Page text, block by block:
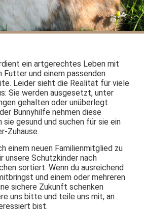
ein artgerechtes Leben mit
Futter und einem passenden
Leider sieht die Realität für viele
Sie werden ausgesetzt, unter
gehalten oder unüberlegt
Bunnyhilfe nehmen diese
gesund und suchen für sie ein
Zuhause.
einem neuen Familienmitglied zu
unsere Schutzkinder nach
sortiert. Wenn du ausreichend
und einem oder mehreren
sichere Zukunft schenken
uns bitte und teile uns mit, an
bist.